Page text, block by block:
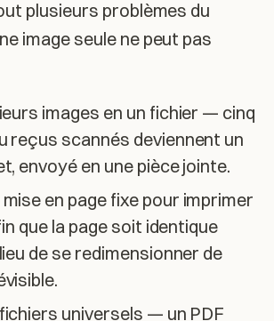
plusieurs problèmes du
image seule ne peut pas
images en un fichier — cinq
reçus scannés deviennent un
envoyé en une pièce jointe.
en page fixe pour imprimer
que la page soit identique
de se redimensionner de
universels — un PDF